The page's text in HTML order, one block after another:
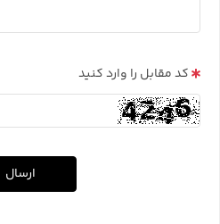
کد مقابل را وارد کنید
ارسال